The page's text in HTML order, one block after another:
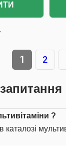
1 2
?
каталозі